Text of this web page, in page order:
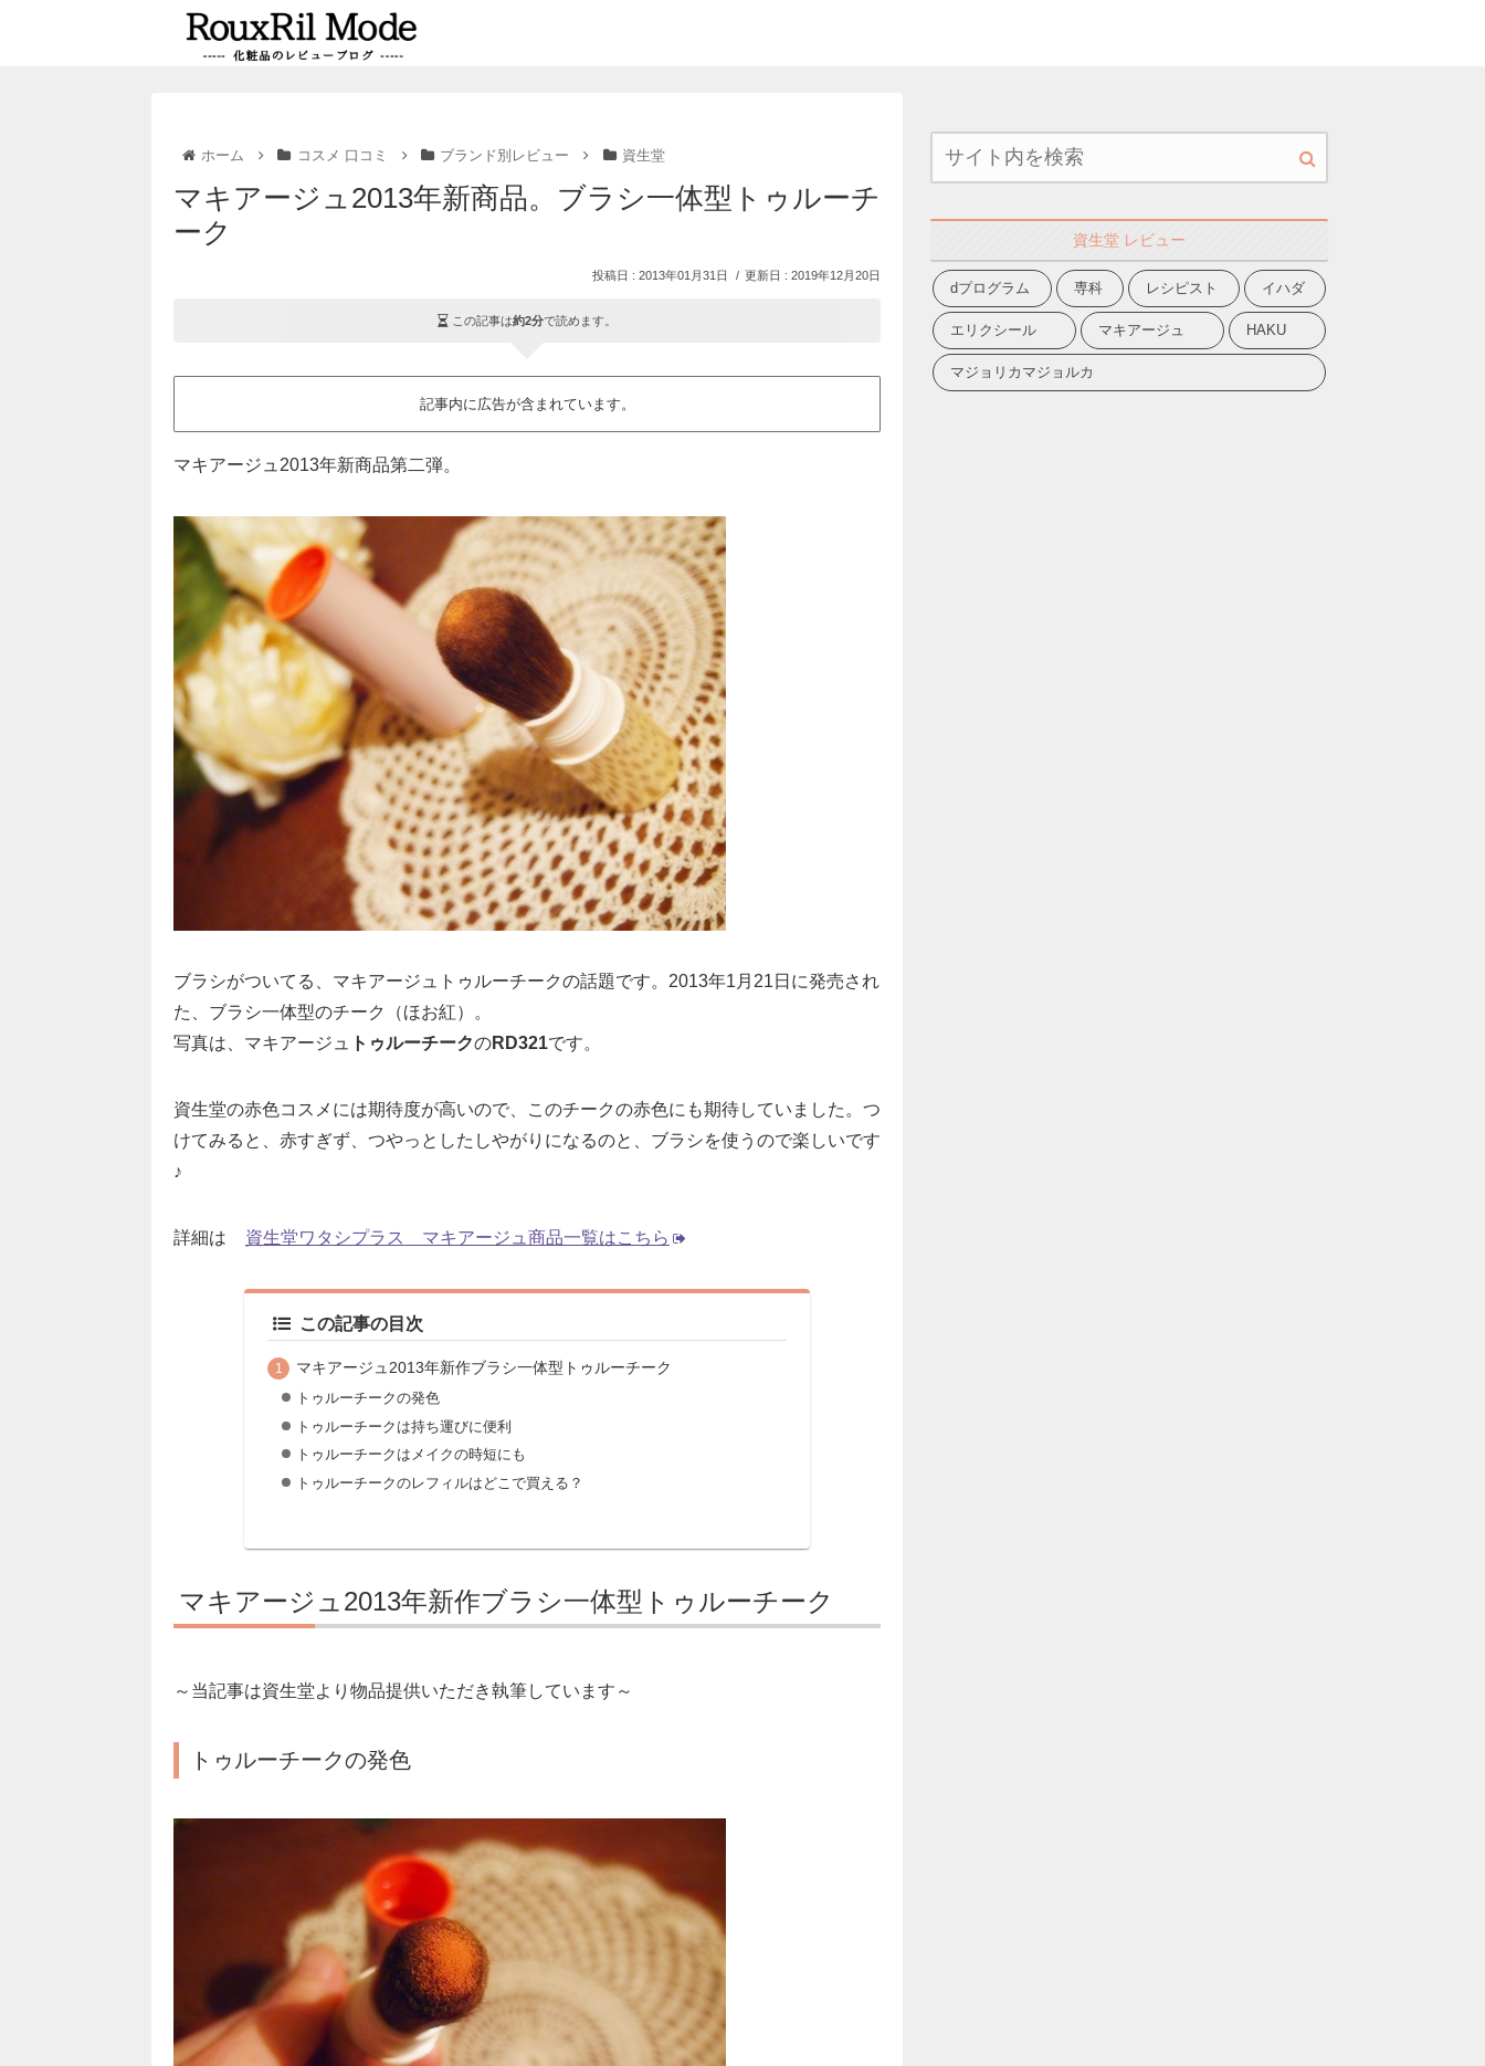
ホーム コスメ 口コミ ブランド別レビュー 資生堂
マキアージュ2013年新商品。ブラシ一体型トゥルーチ
ーク
2013年01月31日 2019年12月20日
この記事は約2分で読めます。
記事内に広告が含まれています。
マキアージュ2013年新商品第二弾。
ブラシがついてる、マキアージュトゥルーチークの話題です。2013年1月21日に発売され
た、ブラシ一体型のチーク（ほお紅）。
写真は、マキアージュ
トゥルーチークのRD321です。
資生堂の赤色コスメには期待度が高いので、このチークの赤色にも期待していました。つ
けてみると、赤すぎず、つやっとしたしやがりになるのと、ブラシを使うので楽しいです
♪
詳細は 資生堂ワタシプラス マキアージュ商品一覧はこちら
この記事の目次
マキアージュ2013年新作ブラシ一体型トゥルーチーク
トゥルーチークの発色
トゥルーチークは持ち運びに便利
トゥルーチークはメイクの時短にも
トゥルーチークのレフィルはどこで買える？
マキアージュ2013年新作ブラシ一体型トゥルーチーク
～当記事は資生堂より物品提供いただき執筆しています～
トゥルーチークの発色
資生堂 レビュー
dプログラム 専科 レシピスト イハダ
エリクシール マキアージュ HAKU
マジョリカマジョルカ